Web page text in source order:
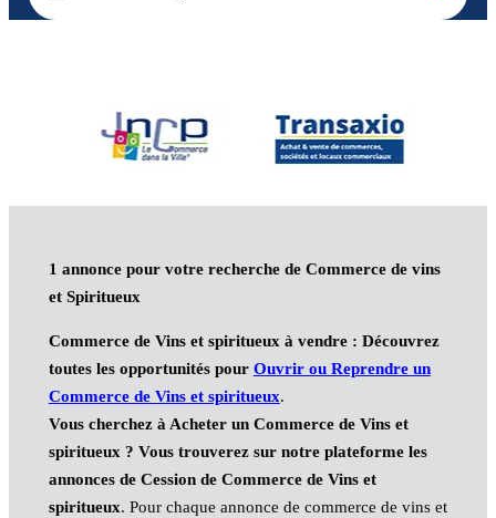
1 annonce pour votre recherche de Commerce de vins
et Spiritueux
Commerce de Vins et spiritueux à vendre : Découvrez
toutes les opportunités pour Ouvrir ou Reprendre un
Commerce de Vins et spiritueux.
Vous cherchez à Acheter un Commerce de Vins et
spiritueux ? Vous trouverez sur notre plateforme les
annonces de Cession de Commerce de Vins et
spiritueux. Pour chaque annonce de commerce de vins et